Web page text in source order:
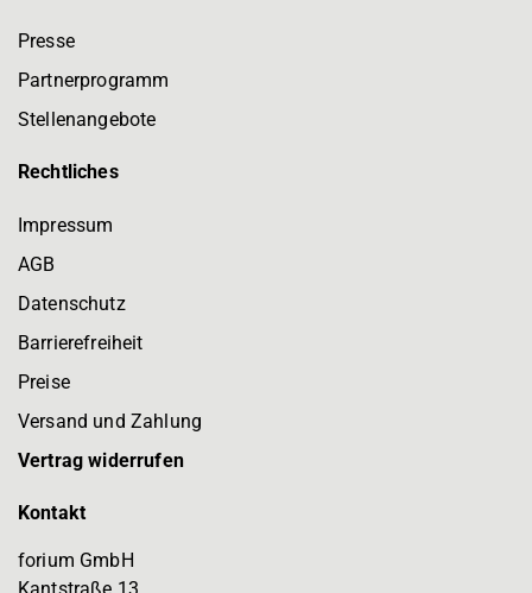
Presse
Partnerprogramm
Stellenangebote
Rechtliches
Impressum
AGB
Datenschutz
Barrierefreiheit
Preise
Versand und Zahlung
Vertrag widerrufen
Kontakt
forium GmbH
Kantstraße 13